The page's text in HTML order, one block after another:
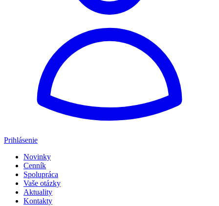
Prihlásenie
Novinky
Cenník
Spolupráca
Vaše otázky
Aktuality
Kontakty